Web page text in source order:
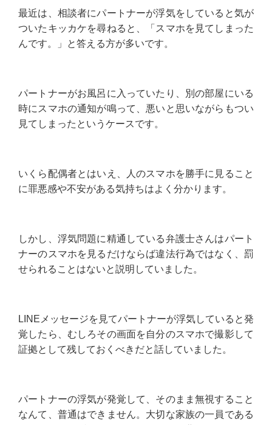
最近は、相談者にパートナーが浮気をしていると気が
ついたキッカケを尋ねると、「スマホを見てしまった
んです。」と答える方が多いです。
パートナーがお風呂に入っていたり、別の部屋にいる
時にスマホの通知が鳴って、悪いと思いながらもつい
見てしまったというケースです。
いくら配偶者とはいえ、人のスマホを勝手に見ること
に罪悪感や不安がある気持ちはよく分かります。
しかし、浮気問題に精通している弁護士さんはパート
ナーのスマホを見るだけならば違法行為ではなく、罰
せられることはないと説明していました。
LINEメッセージを見てパートナーが浮気していると発
覚したら、むしろその画面を自分のスマホで撮影して
証拠として残しておくべきだと話していました。
パートナーの浮気が発覚して、そのまま無視すること
なんて、普通はできません。大切な家族の一員である